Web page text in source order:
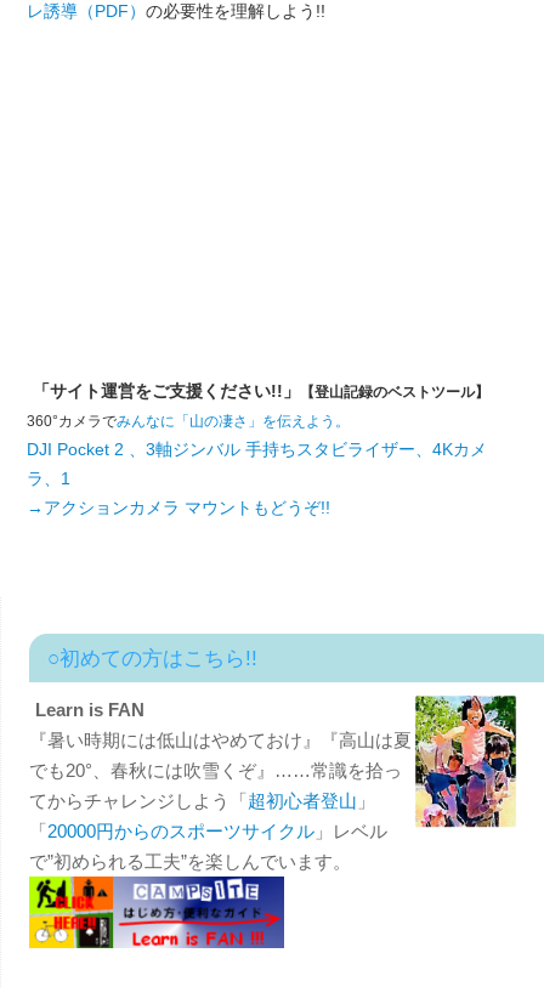
レ誘導（PDF） の必要性を理解しよう!!
「サイト運営をご支援ください!!」
【登山記録のベストツール】
360°カメラでみんなに「山の凄さ」を伝えよう。
DJI Pocket 2 、3軸ジンバル 手持ちスタビライザー、4Kカメ
ラ、1
→アクションカメラ マウントもどうぞ!!
○初めての方はこちら!!
Learn is FAN
『暑い時期には低山はやめておけ』『高山は夏
でも20°、春秋には吹雪くぞ』……常識を拾っ
てからチャレンジしよう「超初心者登山 」
「20000円からのスポーツサイクル」レベル
で”初められる工夫”を楽しんでいます。